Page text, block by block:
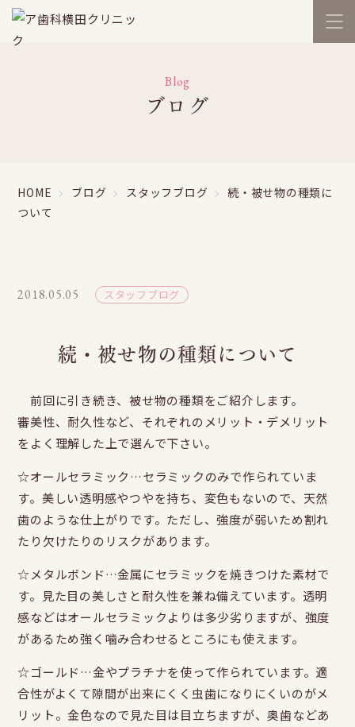
Blog
ブログ
HOME ブログ スタッフブログ
続・被せ物の種類に
ついて
2018.05.05 スタッフブログ
続・被せ物の種類について
前回に引き続き、被せ物の種類をご紹介します。
審美性、耐久性など、それぞれのメリット・デメリット
をよく理解した上で選んで下さい。
☆オールセラミック…セラミックのみで作られていま
す。美しい透明感やつやを持ち、変色もないので、天然
歯のような仕上がりです。ただし、強度が弱いため割れ
たり欠けたりのリスクがあります。
☆メタルボンド…金属にセラミックを焼きつけた素材で
す。見た目の美しさと耐久性を兼ね備えています。透明
感などはオールセラミックよりは多少劣りますが、強度
があるため強く噛み合わせるところにも使えます。
☆ゴールド…金やプラチナを使って作られています。適
合性がよくて隙間が出来にくく虫歯になりにくいのがメ
リット。金色なので見た目は目立ちますが、奥歯などあ